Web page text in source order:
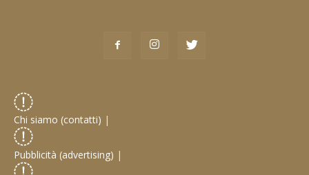
Chi siamo (contatti) |
Pubblicità (advertising) |